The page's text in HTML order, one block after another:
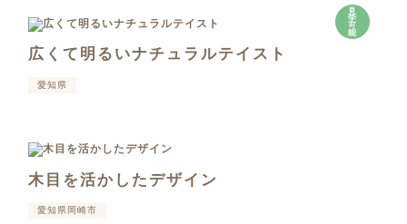
見
学
可
能
広くて明るいナチュラルテイスト
愛知県
木目を活かしたデザイン
愛知県岡崎市